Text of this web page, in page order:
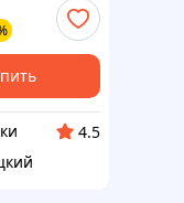
ВССМ
4.5